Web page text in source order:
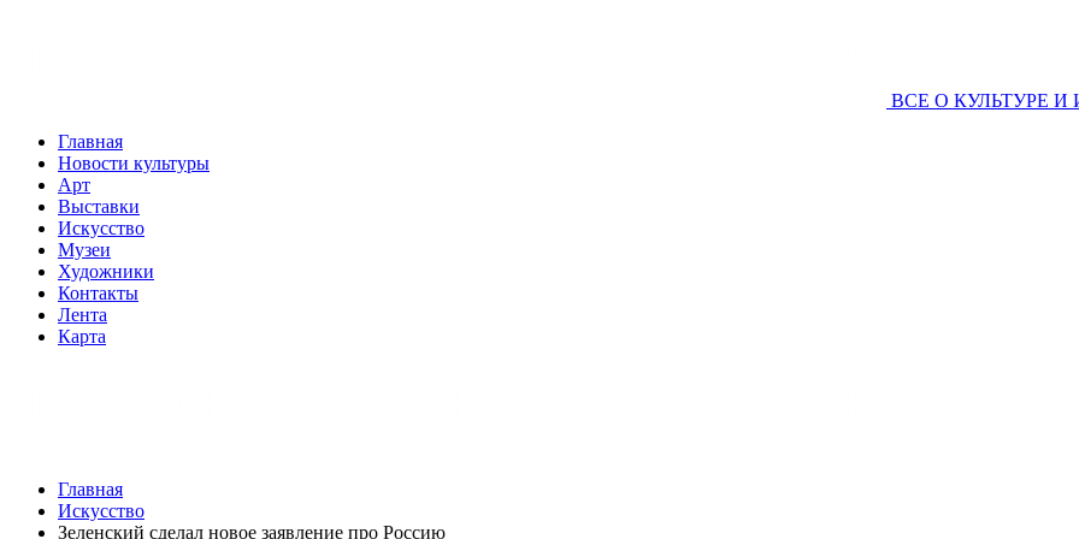
ВСЕ О КУЛЬТУРЕ И
Главная
Новости культуры
Арт
Выставки
Искусство
Музеи
Художники
Контакты
Лента
Карта
Главная
Искусство
Зеленский сделал новое заявление про Россию